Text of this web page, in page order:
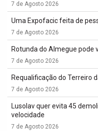
7 de Agosto 2026
Uma Expofacic feita de
7 de Agosto 2026
Rotunda do Almegue pode
7 de Agosto 2026
Requalificação do Terreiro
7 de Agosto 2026
Lusolav quer evita 45
velocidade
7 de Agosto 2026